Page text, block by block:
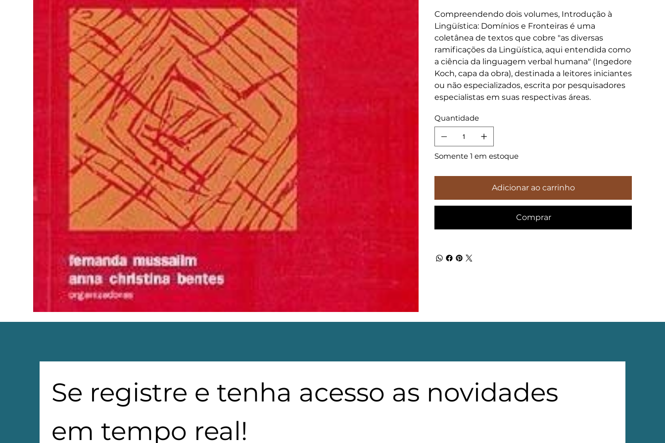
Compreendendo dois volumes, Introdução à
Lingüística: Domínios e Fronteiras é uma
coletânea de textos que cobre "as diversas
ramificações da Lingüística, aqui entendida como
a ciência da linguagem verbal humana" (Ingedore
Koch, capa da obra), destinada a leitores iniciantes
ou não especializados, escrita por pesquisadores
especialistas em suas respectivas áreas.
Quantidade
Somente 1 em estoque
Adicionar ao carrinho
Comprar
Se registre e tenha acesso as novidades
em tempo real!